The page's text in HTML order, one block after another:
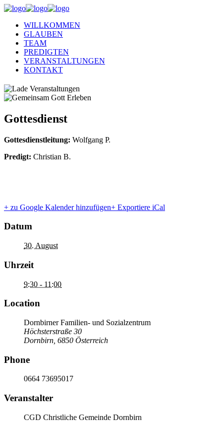
WILLKOMMEN
GLAUBEN
TEAM
PREDIGTEN
VERANSTALTUNGEN
KONTAKT
Gottesdienst
Gottesdienstleitung: Wolfgang P.
Predigt: Christian B.
+ zu Google Kalender hinzufügen+ Exportiere iCal
Datum
30. August
Uhrzeit
9:30 - 11:00
Location
Dornbirner Familien- und Sozialzentrum
Höchsterstraße 30
Dornbirn 6850 Österreich
Phone
0664 73695017
Veranstalter
CGD Christliche Gemeinde Dornbirn